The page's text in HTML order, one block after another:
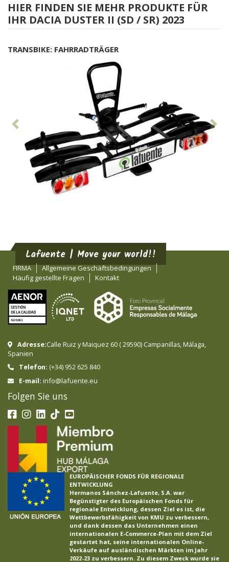
HIER FINDEN SIE MEHR PRODUKTE FÜR
IHR DACIA DUSTER II (SD / SR) 2023
TRANSBIKE: FAHRRADTRÄGER
Lafuente | Move your world!!
FIRMA
Allgemeine Geschäftsbedingungen
Häufig gestellte Fragen
Kontakt
Adresse:Calle Ruiz y Maiquez 60 (29590) Campanillas, Málaga,
Spanien
Telefon: (+34) 952 625 840
E-mail: info@lafuente.eu
Folgen Sie uns
EUROPÄISCHER FONDS FÜR REGIONALE
ENTWICKLUNG
Hermanos Sánchez-Lafuente, S.A. war
Begünstigter des Europäischen Fonds für
regionale Entwicklung, dessen Ziel es ist, die
Wettbewerbsfähigkeit von KMU zu verbessern,
und dank dessen das Unternehmen einen
internationalen E-Commerce-Plan mit dem Ziel
gestartet hat, seine internationalen Online-
Verkäufe auf ausländischen Märkten im Jahr
2022-23 zu verbessern. Zu diesem Zweck wurde sie